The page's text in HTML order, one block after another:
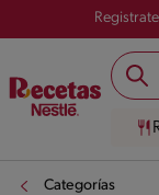
Categorías